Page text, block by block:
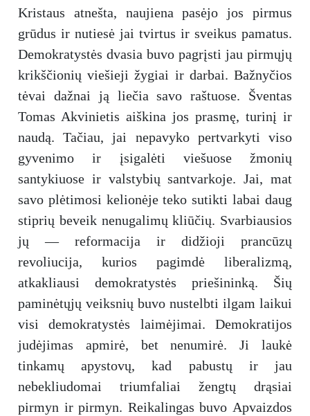
Kristaus atnešta, naujiena pasėjo jos pirmus
grūdus ir nutiesė jai tvirtus ir sveikus pamatus.
Demokratystės dvasia buvo pagrįsti jau pirmųjų
krikščionių viešieji žygiai ir darbai. Bažnyčios
tėvai dažnai ją liečia savo raštuose. Šventas
Tomas Akvinietis aiškina jos prasmę, turinį ir
naudą. Tačiau, jai nepavyko pertvarkyti viso
gyvenimo ir įsigalėti viešuose žmonių
santykiuose ir valstybių santvarkoje. Jai, mat
savo plėtimosi kelionėje teko sutikti labai daug
stiprių beveik nenugalimų kliūčių. Svarbiausios
jų — reformacija ir didžioji prancūzų
revoliucija, kurios pagimdė liberalizmą,
atkakliausi demokratystės priešininką. Šių
paminėtųjų veiksnių buvo nustelbti ilgam laikui
visi demokratystės laimėjimai. Demokratijos
judėjimas apmirė, bet nenumirė. Ji laukė
tinkamų apystovų, kad pabustų ir jau
nebekliudomai triumfaliai žengtų drąsiai
pirmyn ir pirmyn. Reikalingas buvo Apvaizdos